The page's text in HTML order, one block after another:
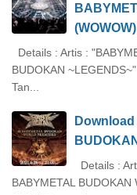
(WOWOW)
Details : Artis :
BUDOKAN
Tan...
Details :
BABYMETAL